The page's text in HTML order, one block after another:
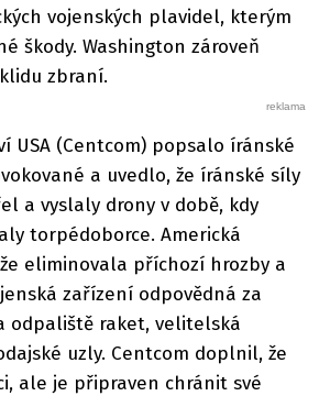
vojenských plavidel, kterým
škody. Washington zároveň
zbraní.
USA (Centcom) popsalo íránské
a uvedlo, že íránské síly
a vyslaly drony v době, kdy
torpédoborce. Americká
eliminovala příchozí hrozby a
zařízení odpovědná za
odpaliště raket, velitelská
uzly. Centcom doplnil, že
ale je připraven chránit své